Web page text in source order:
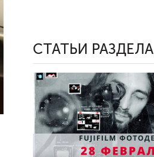
СТАТЬИ РАЗДЕЛА